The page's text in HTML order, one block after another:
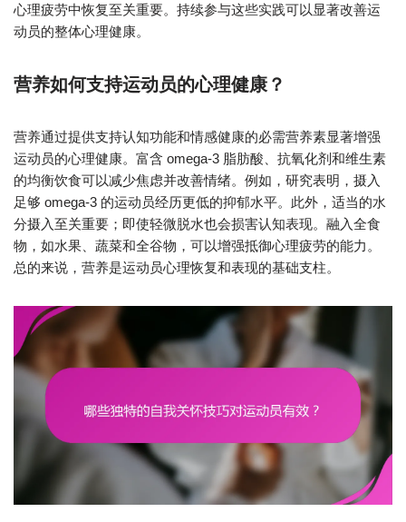
心理疲劳中恢复至关重要。持续参与这些实践可以显著改善运
动员的整体心理健康。
营养如何支持运动员的心理健康？
营养通过提供支持认知功能和情感健康的必需营养素显著增强
运动员的心理健康。富含 omega-3 脂肪酸、抗氧化剂和维生素
的均衡饮食可以减少焦虑并改善情绪。例如，研究表明，摄入
足够 omega-3 的运动员经历更低的抑郁水平。此外，适当的水
分摄入至关重要；即使轻微脱水也会损害认知表现。融入全食
物，如水果、蔬菜和全谷物，可以增强抵御心理疲劳的能力。
总的来说，营养是运动员心理恢复和表现的基础支柱。